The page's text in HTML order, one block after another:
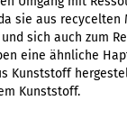
sie aus recycelten
sich auch zum
eine ähnliche
Kunststoff
Kunststoff.